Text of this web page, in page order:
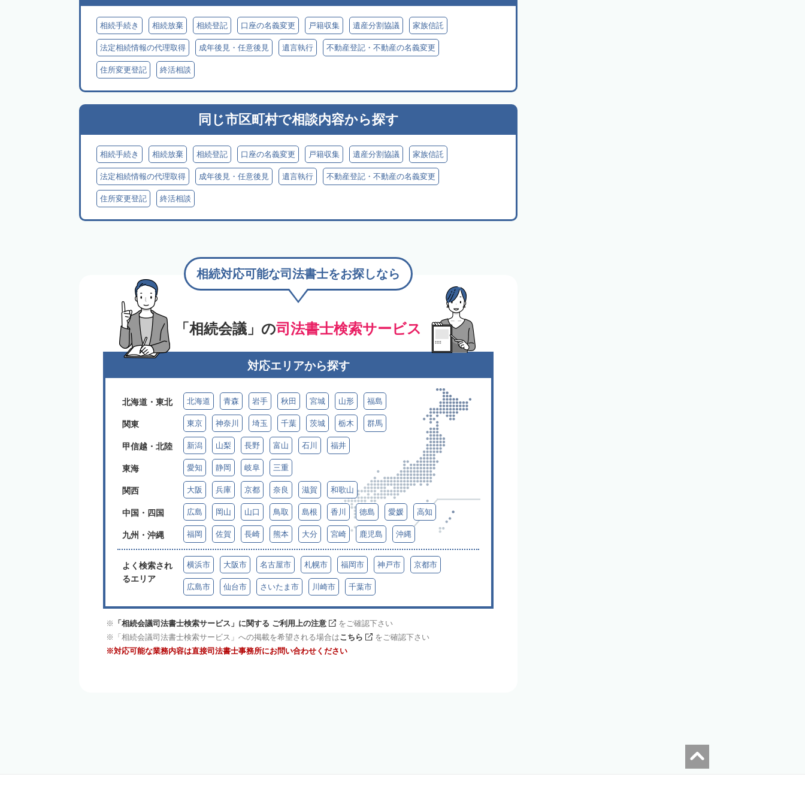
相続手続き 相続放棄 相続登記 口座の名義変更 戸籍収集 遺産分割協議 家族信託
法定相続情報の代理取得 成年後見・任意後見 遺言執行 不動産登記・不動産の名義変更
住所変更登記 終活相談
同じ市区町村で相談内容から探す
相続手続き 相続放棄 相続登記 口座の名義変更 戸籍収集 遺産分割協議 家族信託
法定相続情報の代理取得 成年後見・任意後見 遺言執行 不動産登記・不動産の名義変更
住所変更登記 終活相談
「相続会議」の司法書士検索サービス
相続対応可能な司法書士をお探しなら
対応エリアから探す
北海道・東北 北海道 青森 岩手 秋田 宮城 山形 福島
関東 東京 神奈川 埼玉 千葉 茨城 栃木 群馬
甲信越・北陸 新潟 山梨 長野 富山 石川 福井
東海 愛知 静岡 岐阜 三重
関西 大阪 兵庫 京都 奈良 滋賀 和歌山
中国・四国 広島 岡山 山口 鳥取 島根 香川 徳島 愛媛 高知
九州・沖縄 福岡 佐賀 長崎 熊本 大分 宮崎 鹿児島 沖縄
よく検索され
るエリア
横浜市 大阪市 名古屋市 札幌市 福岡市 神戸市 京都市
広島市 仙台市 さいたま市 川崎市 千葉市
「相続会議司法書士検索サービス」に関する ご利用上の注意
をご確認下さい
「相続会議司法書士検索サービス」への掲載を希望される場合はこちら
をご確認下さい
対応可能な業務内容は直接司法書士事務所にお問い合わせください